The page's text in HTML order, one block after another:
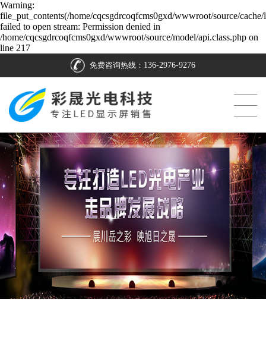
Warning:
file_put_contents(/home/cqcsgdrcoqfcms0gxd/wwwroot/source/cache/
failed to open stream: Permission denied in
/home/cqcsgdrcoqfcms0gxd/wwwroot/source/model/api.class.php on
line 217
免费咨询热线： 136-2976-9276